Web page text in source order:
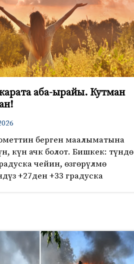
аба-ырайы. Кутман
берген маалыматына
күн ачк болот. Бишкек: түндө
чейин, өзгөрүлмө
+27ден +33 градуска